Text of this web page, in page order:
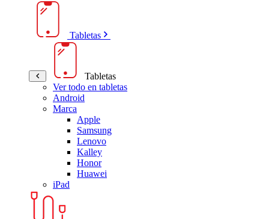
Tabletas
Tabletas
Ver todo en tabletas
Android
Marca
Apple
Samsung
Lenovo
Kalley
Honor
Huawei
iPad